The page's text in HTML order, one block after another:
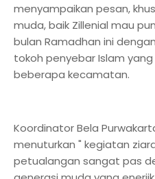
menyampaikan pesan,
muda, baik Zillenial mau
bulan Ramadhan ini
tokoh penyebar Islam
beberapa kecamatan.
Koordinator Bela
menuturkan " kegiatan
petualangan sangat pas